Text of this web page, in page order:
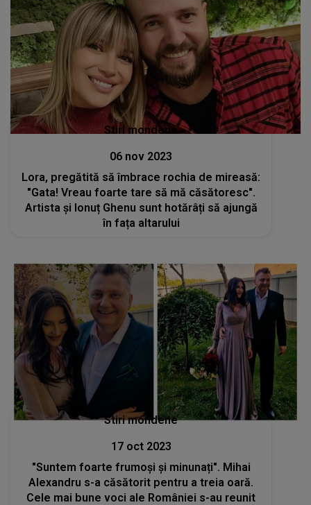
Stiri mondene
06 nov 2023
Lora, pregătită să îmbrace rochia de mireasă:
"Gata! Vreau foarte tare să mă căsătoresc".
Artista și Ionuț Ghenu sunt hotărâți să ajungă
în fața altarului
Stiri mondene
17 oct 2023
"Suntem foarte frumoși și minunați". Mihai
Alexandru s-a căsătorit pentru a treia oară.
Cele mai bune voci ale României s-au reunit